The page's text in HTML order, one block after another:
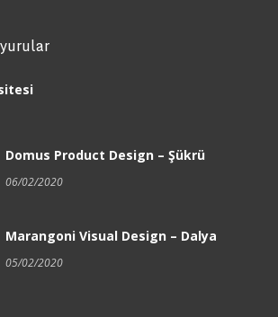
Domus Product Design – Şükrü
06/02/2020
Marangoni Visual Design – Dalya
05/02/2020